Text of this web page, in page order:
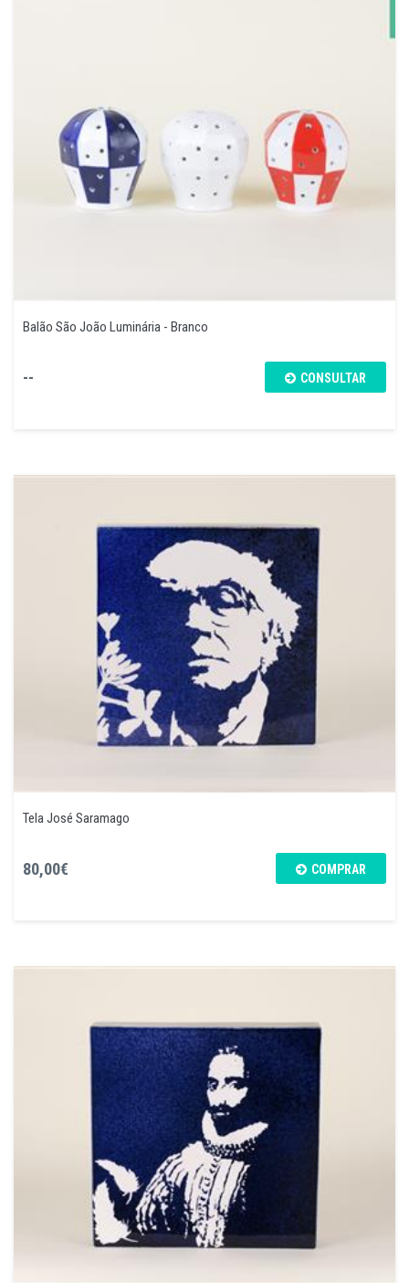
Balão São João Luminária - Branco
-- CONSULTAR
Tela José Saramago
80,00€ COMPRAR